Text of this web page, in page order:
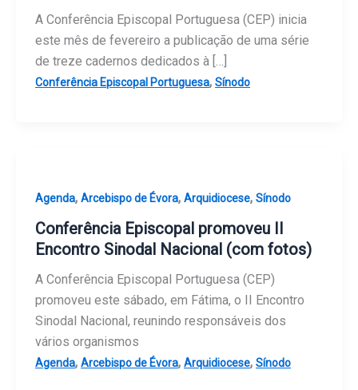
A Conferência Episcopal Portuguesa (CEP) inicia
este mês de fevereiro a publicação de uma série
de treze cadernos dedicados à […]
Conferência Episcopal Portuguesa, Sínodo
Agenda, Arcebispo de Évora, Arquidiocese, Sínodo
Conferência Episcopal promoveu II
Encontro Sinodal Nacional (com fotos)
A Conferência Episcopal Portuguesa (CEP)
promoveu este sábado, em Fátima, o II Encontro
Sinodal Nacional, reunindo responsáveis dos
vários organismos
Agenda, Arcebispo de Évora, Arquidiocese, Sínodo